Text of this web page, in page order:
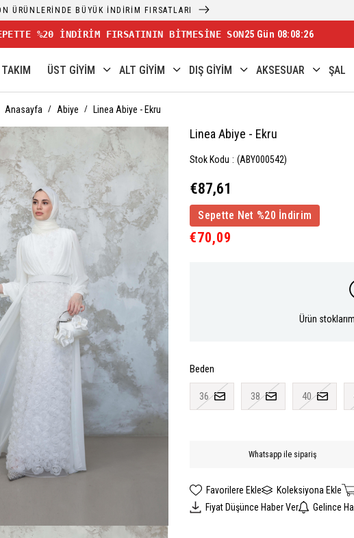
ÜRÜNLERİNDE BÜYÜK İNDİRİM FIRSATLARI
%20 İNDİRİM FIRSATININ BİTMESİNE SON25 Gün 08:08:24
TAKIM ÜST GİYİM ALT GİYİM DIŞ GİYİM AKSESUAR ŞAL
Anasayfa Abiye Linea Abiye - Ekru
Linea Abiye - Ekru
Stok Kodu (ABY000542)
€87,61
Sepette Net %20 İndirim
€70,09
Ürün
Beden
36 38 40
Whatsapp ile sipariş
Favorilere Ekle Koleksiyona Ekle
Fiyat Düşünce Haber Ver
Gelince